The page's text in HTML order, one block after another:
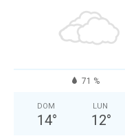
71 %
DOM
14°
LUN
12°